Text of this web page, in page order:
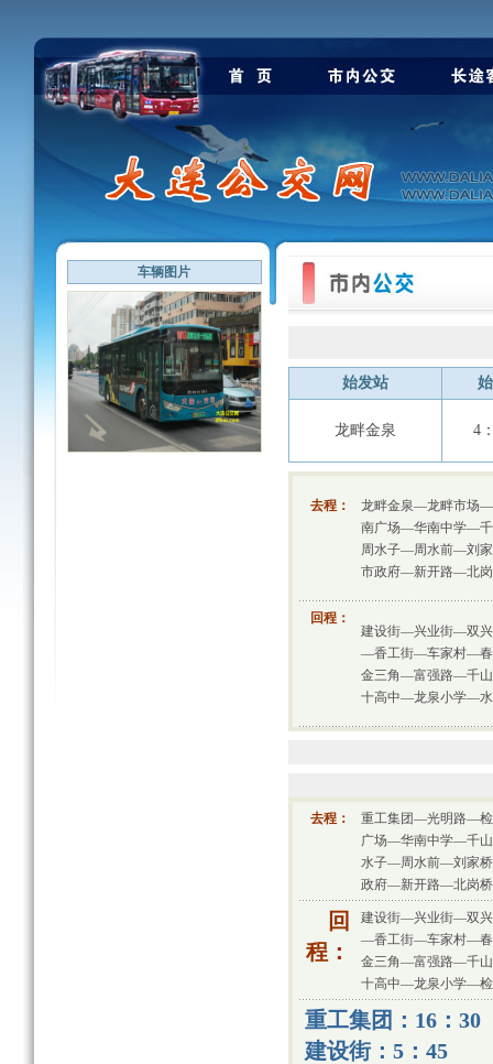
车辆图片
始发站
龙畔金泉 4
去程：
龙畔金泉—龙畔市场
南广场—华南中学—
周水子—周水前—刘
市政府—新开路—北
回程：
建设街—兴业街—双
—香工街—车家村—
金三角—富强路—千
十高中—龙泉小学—
去程：
重工集团—光明路—
广场—华南中学—千
水子—周水前—刘家
政府—新开路—北岗
回
程：
建设街—兴业街—双
—香工街—车家村—
金三角—富强路—千
十高中—龙泉小学—
重工集团：16：30
建设街：5：45